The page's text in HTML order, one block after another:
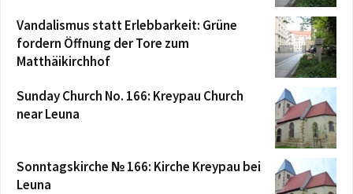
Vandalismus statt Erlebbarkeit: Grüne
fordern Öffnung der Tore zum
Matthäikirchhof
Sunday Church No. 166: Kreypau Church
near Leuna
Sonntagskirche № 166: Kirche Kreypau bei
Leuna